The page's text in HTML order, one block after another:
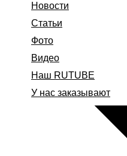
Новости
Статьи
Фото
Видео
Наш RUTUBE
У нас заказывают